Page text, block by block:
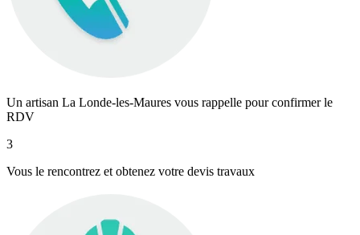
Un artisan La Londe-les-Maures vous rappelle pour confirmer le
RDV
3
Vous le rencontrez et obtenez votre devis travaux